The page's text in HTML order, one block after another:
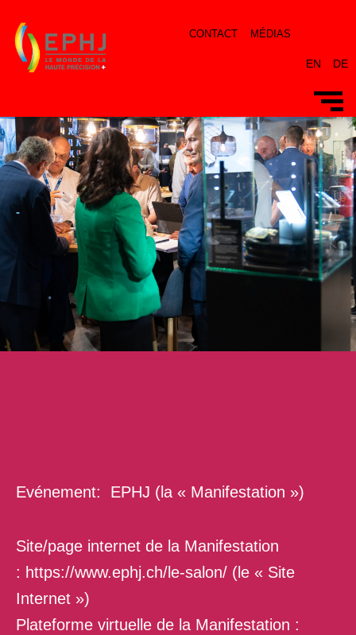
CONTACT MÉDIAS
EN DE
-
Evénement: EPHJ (la « Manifestation »)
Site/page internet de la Manifestation
: https://www.ephj.ch/le-salon/ (le « Site
Internet »)
Plateforme virtuelle de la Manifestation :